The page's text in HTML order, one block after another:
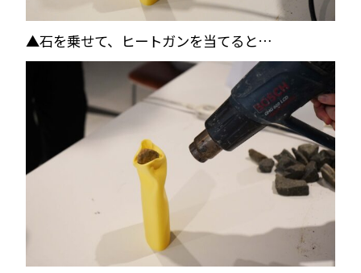
▲石を乗せて、ヒートガンを当てると…